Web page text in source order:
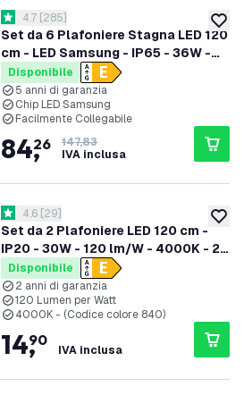
Set da 6 Plafoniere Stagna LED 120
cm - LED Samsung - IP65 - 36W -
130 lm/W - 6500K - Collegabili -
garanzia 5 anni
apri il cassetto delle recensioni
4.7 stelle di valutazione
4.7 [285]
Disponibile
5 anni di garanzia
Chip LED Samsung
Facilmente Collegabile
84,
26
147,83
IVA inclusa
Set da 2 Plafoniere LED 120 cm -
IP20 - 30W - 120 lm/W - 4000K - 2
anni di garanzia
apri il cassetto delle recensioni
4.6 stelle di valutazione
4.6 [29]
Disponibile
2 anni di garanzia
120 Lumen per Watt
4000K - (Codice colore 840)
14,
90
IVA inclusa